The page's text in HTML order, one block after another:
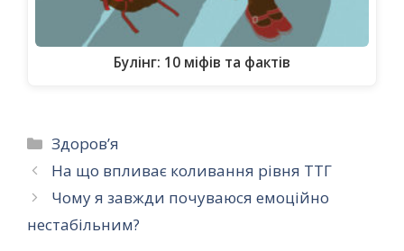
Булінг: 10 міфів та фактів
Категорії
Здоров’я
На що впливає коливання рівня ТТГ
Чому я завжди почуваюся емоційно
нестабільним?